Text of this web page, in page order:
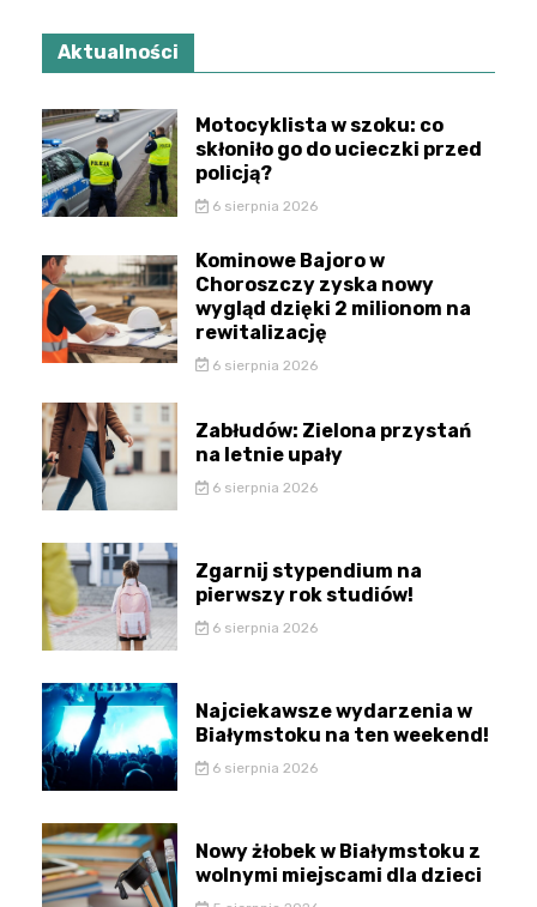
Aktualności
Motocyklista w szoku: co
skłoniło go do ucieczki przed
policją?
6 sierpnia 2026
Kominowe Bajoro w
Choroszczy zyska nowy
wygląd dzięki 2 milionom na
rewitalizację
6 sierpnia 2026
Zabłudów: Zielona przystań
na letnie upały
6 sierpnia 2026
Zgarnij stypendium na
pierwszy rok studiów!
6 sierpnia 2026
Najciekawsze wydarzenia w
Białymstoku na ten weekend!
6 sierpnia 2026
Nowy żłobek w Białymstoku z
wolnymi miejscami dla dzieci